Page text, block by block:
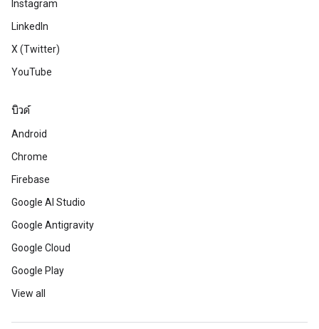
Instagram
LinkedIn
X (Twitter)
YouTube
บิวด์
Android
Chrome
Firebase
Google AI Studio
Google Antigravity
Google Cloud
Google Play
View all